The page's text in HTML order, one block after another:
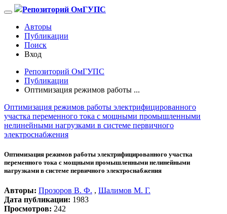
Репозиторий ОмГУПС
Авторы
Публикации
Поиск
Вход
Репозиторий ОмГУПС
Публикации
Оптимизация режимов работы ...
Оптимизация режимов работы электрифицированного
участка переменного тока с мощными промышленными
нелинейными нагрузками в системе первичного
электроснабжения
Оптимизация режимов работы электрифицированного участка
переменного тока с мощными промышленными нелинейными
нагрузками в системе первичного электроснабжения
Авторы: Прозоров В. Ф. , Шалимов М. Г.
Дата публикации: 1983
Просмотров: 242